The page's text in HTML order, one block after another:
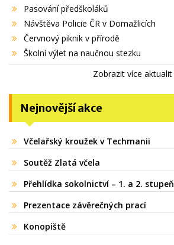
Pasování předškoláků
Návštěva Policie ČR v Domažlicích
Červnový piknik v přírodě
Školní výlet na naučnou stezku
Zobrazit více aktualit
Nejnovější akce
Včelařský kroužek v Techmanii
Soutěž Zlatá včela
Přehlídka sokolnictví – 1. a 2. stupeň
Prezentace závěrečných prací
Konopiště